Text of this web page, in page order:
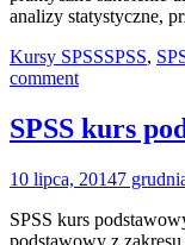
analizy statystyczne,
Kursy SPSSSPSS,
comment
SPSS kurs
10 lipca, 20147
SPSS kurs
podstawowy z